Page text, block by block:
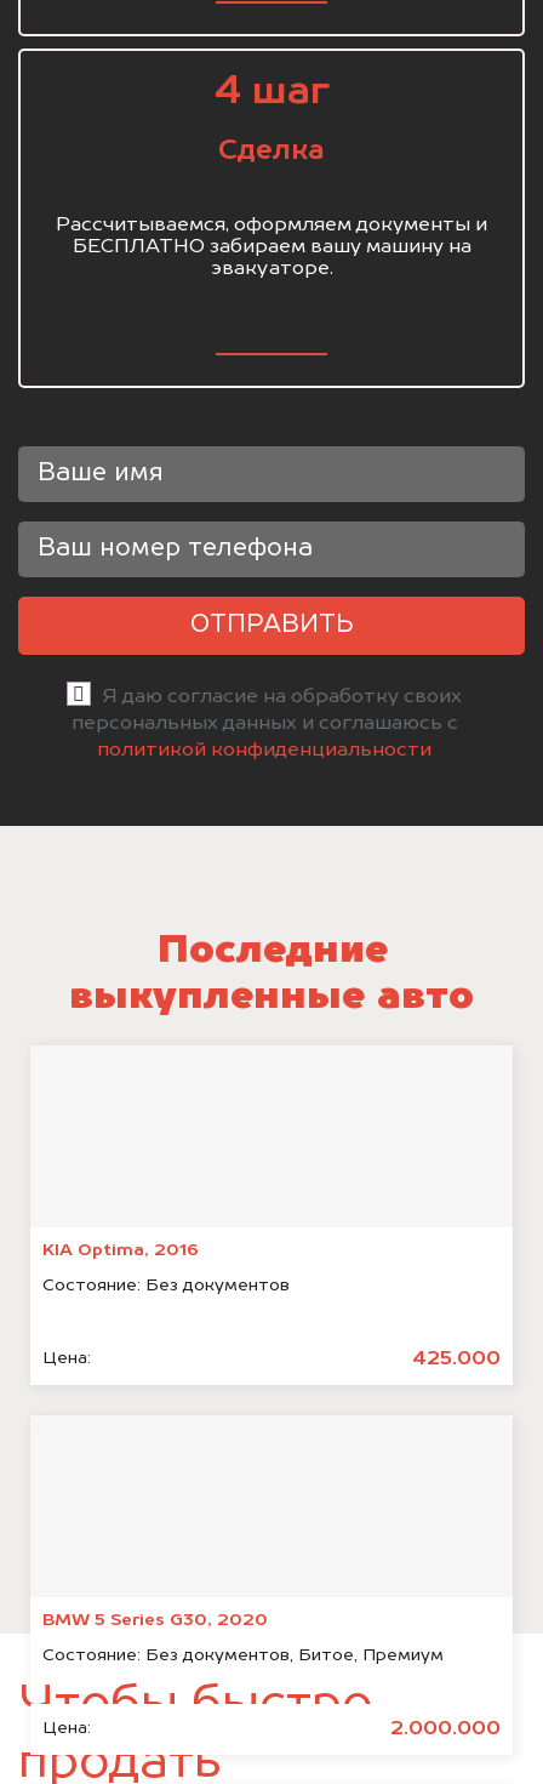
4 шаг
Сделка
Рассчитываемся, оформляем документы и
БЕСПЛАТНО забираем вашу машину на
эвакуаторе.
ОТПРАВИТЬ
Я даю согласие на обработку своих
персональных данных и соглашаюсь с
политикой конфиденциальности
Последние
выкупленные авто
KIA Optima, 2016
Состояние: Без документов
Цена: 425.000
BMW 5 Series G30, 2020
Состояние: Без документов, Битое, Премиум
Цена: 2.000.000
Чтобы быстро
продать